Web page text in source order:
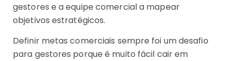
gestores e a equipe comercial a mapear
objetivos estratégicos.
Definir metas comerciais sempre foi um desafio
para gestores porque é muito fácil cair em